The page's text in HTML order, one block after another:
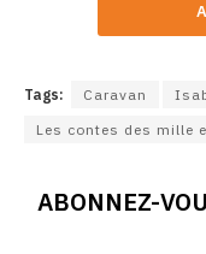
Tags: Caravan
Les contes des mille
ABONNEZ-